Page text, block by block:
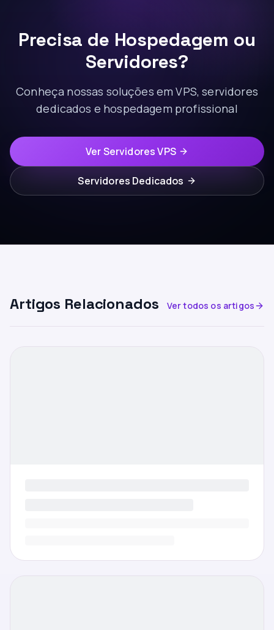
Precisa de Hospedagem ou
Servidores?
Conheça nossas soluções em VPS, servidores
dedicados e hospedagem profissional
Ver Servidores VPS
Servidores Dedicados
Artigos Relacionados Ver todos os artigos